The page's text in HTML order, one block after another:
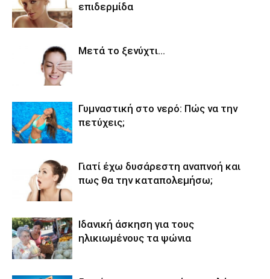
επιδερμίδα
Μετά το ξενύχτι…
Γυμναστική στο νερό: Πώς να την
πετύχεις;
Γιατί έχω δυσάρεστη αναπνοή και
πως θα την καταπολεμήσω;
Ιδανική άσκηση για τους
ηλικιωμένους τα ψώνια